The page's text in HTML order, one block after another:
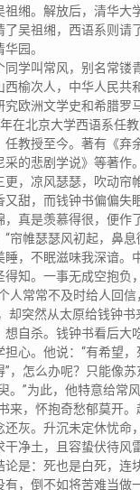
祖缃。解放后，清华大
吴祖缃，西语系则请
园。
同学叫常风，别名常镂
西榆次人，中华人民共
究欧洲文学史和希腊罗
在北京大学西语系任教
教授至今。著有《弃
采的悲剧学说》等著作
更，凉风瑟瑟，吹动帘
甜，而钱钟书偏偏失
真是羡慕得很，便作
“帘帷瑟瑟风初起，鼻
睡，不眠滋味我深谙。
得知。一事无成空抱负
人常常不及时给人回
却突然从太原给钱钟书
想自杀。钱钟书看后大
担心。他说：“有希望
，怎么办呢？只能像苏
。”为此，他特意给常
来，怀抱奇愁郁莫开
还灰。升沉未定休忧命
干净土，且容蛰伏待风
论是：死也是白死，连
，倒不如将苦难当做